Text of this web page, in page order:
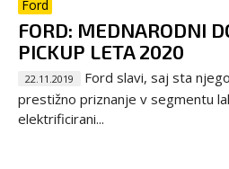
Ford
FORD: MEDNARODNI
PICKUP LETA 2020
22.11.2019
Ford slavi, saj sta
prestižno priznanje v segmentu
elektrificirani...